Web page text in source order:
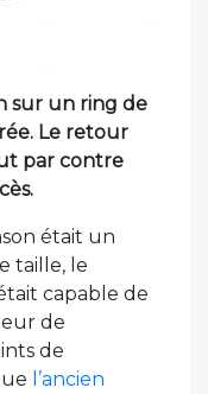
sur un ring de
Le retour
par contre
était un
taille, le
capable de
de
de
l’ancien